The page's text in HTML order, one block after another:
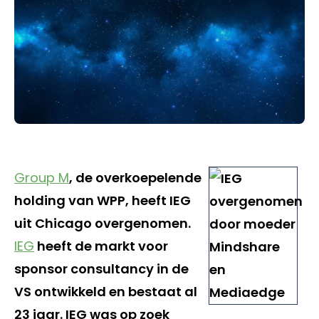
Group M, de overkoepelende
holding van WPP, heeft IEG
uit Chicago overgenomen.
IEG heeft de markt voor
sponsor consultancy in de
VS ontwikkeld en bestaat al
23 jaar. IEG was op zoek